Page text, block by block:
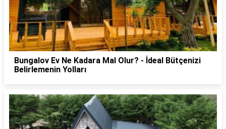
Bungalov Ev Ne Kadara Mal Olur? - İdeal Bütçenizi
Belirlemenin Yolları